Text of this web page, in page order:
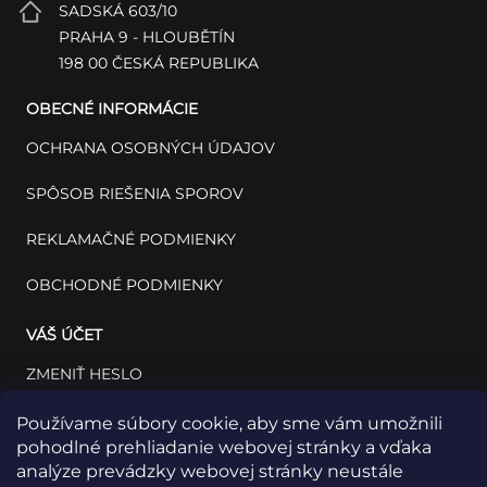
Používame súbory cookie, aby sme vám umožnili
pohodlné prehliadanie webovej stránky a vďaka
analýze prevádzky webovej stránky neustále
SADSKÁ 603/10
PRAHA 9 - HLOUBĚTÍN
198 00 ČESKÁ REPUBLIKA
OBECNÉ INFORMÁCIE
OCHRANA OSOBNÝCH ÚDAJOV
SPÔSOB RIEŠENIA SPOROV
REKLAMAČNÉ PODMIENKY
OBCHODNÉ PODMIENKY
VÁŠ ÚČET
ZMENIŤ HESLO
VÁŠ PROFIL
VAŠE OBJEDNÁVKY